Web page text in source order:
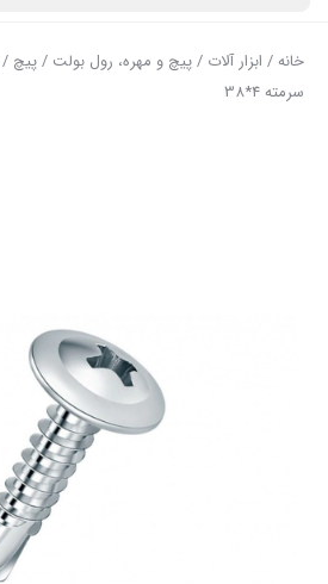
خانه/ ابزار آلات /پیچ و مهره، رول بولت /پیچ /
سرمته 4*38